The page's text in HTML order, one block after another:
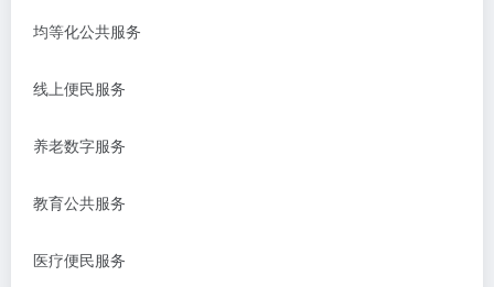
均等化公共服务
线上便民服务
养老数字服务
教育公共服务
医疗便民服务